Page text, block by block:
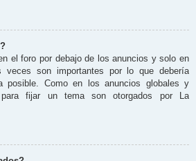
el foro por debajo de los anuncios y solo en
veces son importantes por lo que debería
posible. Como en los anuncios globales y
fijar un tema son otorgados por La